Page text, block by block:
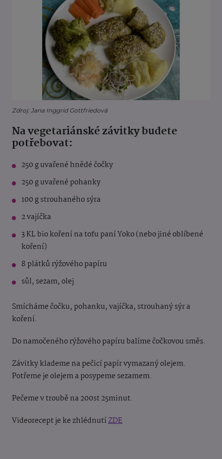
Zdroj: Jana Inggrid Gottfriedová
Na vegetariánské závitky budete
potřebovat:
250 g uvařené hnědé čočky
250 g uvařené pohanky
100 g strouhaného sýra
2 vajíčka
3 KL bio koření na tofu paní Yoko (nebo jiné oblíbené
koření)
8 plátků rýžového papíru
sůl, sezam, olej
Smícháme čočku, pohanku, vajíčka, strouhaný sýr a
koření.
Do namočeného rýžového papíru balíme čočkovou směs.
Závitky klademe na pečicí papír vymazaný olejem.
Potřeme je olejem a posypeme sezamem.
Pečeme v troubě na 200st 25minut.
Videorecept je ke zhlédnutíZDE